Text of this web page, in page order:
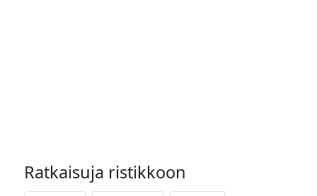
Ratkaisuja ristikkoon